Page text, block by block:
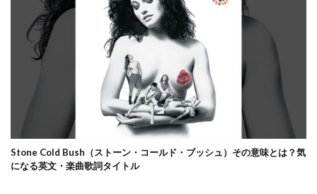
Stone Cold Bush（ストーン・コールド・ブッシュ）その意味とは？気
になる英文・楽曲歌詞タイトル